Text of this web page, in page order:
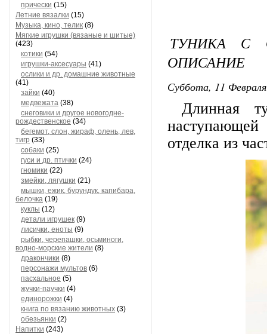
прически (15)
Летние вязалки (15)
Музыка, кино, телик (8)
Мягкие игрушки (вязаные и шитые)
(423)
котики (54)
игрушки-аксесуары (41)
ослики и др. домашние животные
(41)
зайки (40)
медвежата (38)
снеговики и другое новогодне-
рождественское (34)
бегемот, слон, жираф, олень, лев,
тигр (33)
собаки (25)
гуси и др. птички (24)
гномики (22)
змейки, лягушки (21)
мышки, ежик, бурундук, капибара,
белочка (19)
куклы (12)
детали игрушек (9)
лисички, еноты (9)
рыбки, черепашки, осьминоги,
водно-морские жители (8)
дракончики (8)
персонажи мультов (6)
пасхальное (5)
жучки-паучки (4)
единорожки (4)
книга по вязанию животных (3)
обезьянки (2)
Напитки (243)
ТУНИКА С
ОПИСАНИЕ
Суббота, 11
Длинная
отделка из